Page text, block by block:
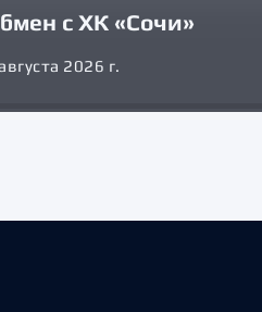
с ХК «Сочи»
2026 г.